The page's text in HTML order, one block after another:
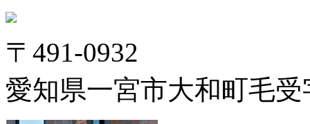
〒491-0932
愛知県一宮市大和町毛受